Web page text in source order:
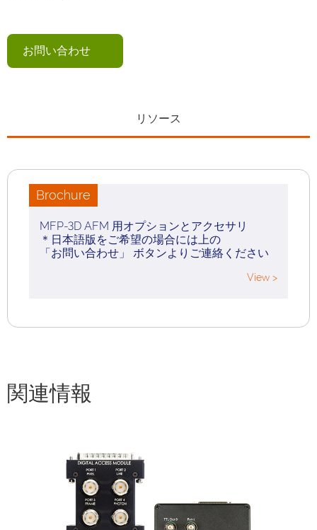
お問い合わせ
リソース
Brochure
MFP-3D AFM 用オプションとアクセサリ
＊日本語版をご希望の場合には上の
「お問い合わせ」 ボタンよりご連絡ください
View >
関連情報